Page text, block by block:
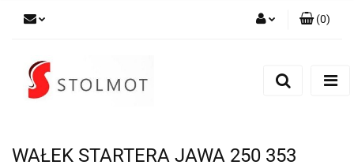
(0)
WAŁEK STARTERA JAWA 250 353